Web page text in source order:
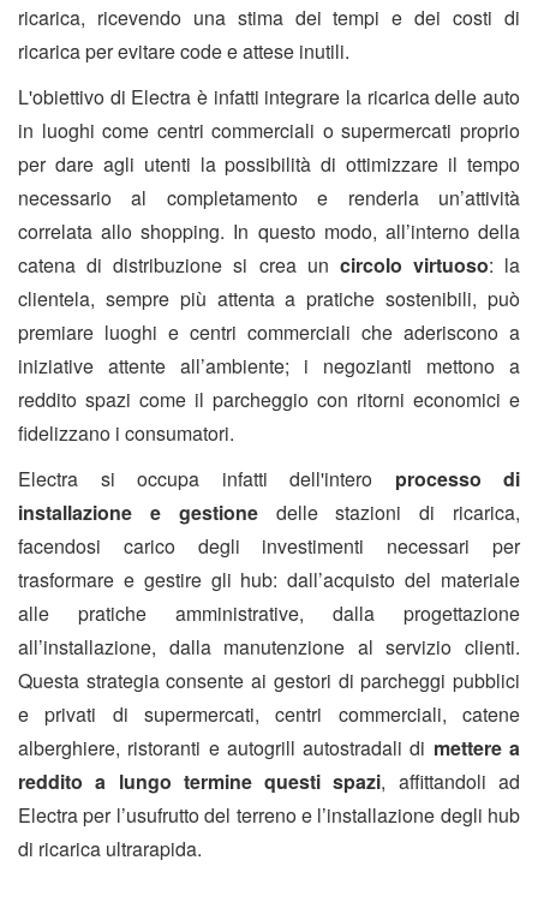
ricarica, ricevendo una stima dei tempi e dei costi di
ricarica per evitare code e attese inutili.
L'obiettivo di Electra è infatti integrare la ricarica delle auto
in luoghi come centri commerciali o supermercati proprio
per dare agli utenti la possibilità di ottimizzare il tempo
necessario al completamento e renderla un’attività
correlata allo shopping. In questo modo, all’interno della
catena di distribuzione si crea un circolo virtuoso: la
clientela, sempre più attenta a pratiche sostenibili, può
premiare luoghi e centri commerciali che aderiscono a
iniziative attente all’ambiente; i negozianti mettono a
reddito spazi come il parcheggio con ritorni economici e
fidelizzano i consumatori.
Electra si occupa infatti dell'intero processo di
installazione e gestionedelle stazioni di ricarica,
facendosi carico degli investimenti necessari per
trasformare e gestire gli hub: dall’acquisto del materiale
alle pratiche amministrative, dalla progettazione
all’installazione, dalla manutenzione al servizio clienti.
Questa strategia consente ai gestori di parcheggi pubblici
e privati di supermercati, centri commerciali, catene
alberghiere, ristoranti e autogrill autostradali di mettere a
reddito a lungo termine questi spazi, affittandoli ad
Electra per l’usufrutto del terreno e l’installazione degli hub
di ricarica ultrarapida.